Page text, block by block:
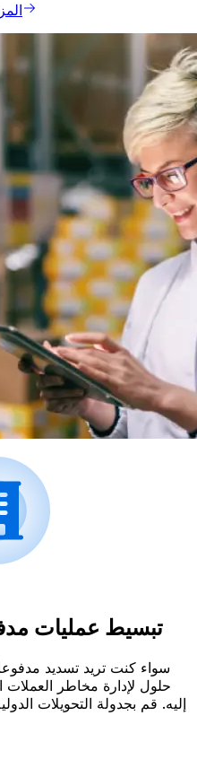
تبسيط عمليات
سواء كنت تريد تسديد
حلول لإدارة مخاطر العملات